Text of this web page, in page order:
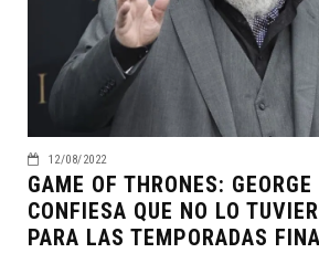
12/08/2022
GAME OF THRONES:
CONFIESA QUE NO LO
PARA LAS TEMPORADAS